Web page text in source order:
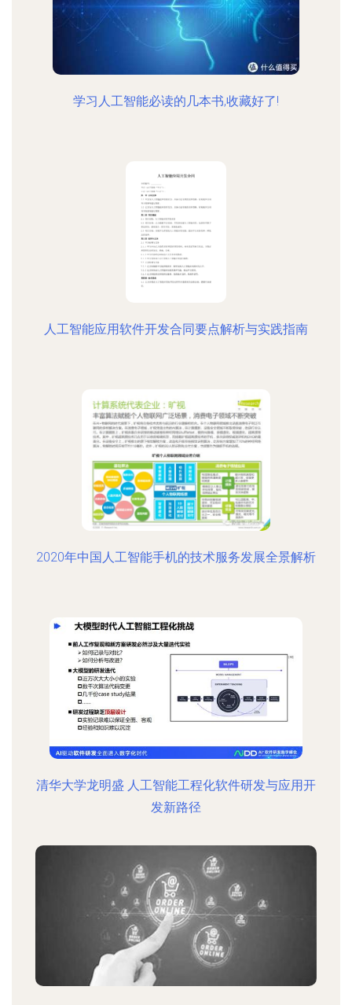
学习人工智能必读的几本书,收藏好了!
人工智能应用软件开发合同要点解析与实践指南
2020年中国人工智能手机的技术服务发展全景解析
清华大学龙明盛 人工智能工程化软件研发与应用开
发新路径